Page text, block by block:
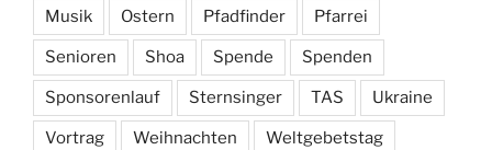
Musik Ostern Pfadfinder Pfarrei
Senioren Shoa Spende Spenden
Sponsorenlauf Sternsinger TAS Ukraine
Vortrag Weihnachten Weltgebetstag